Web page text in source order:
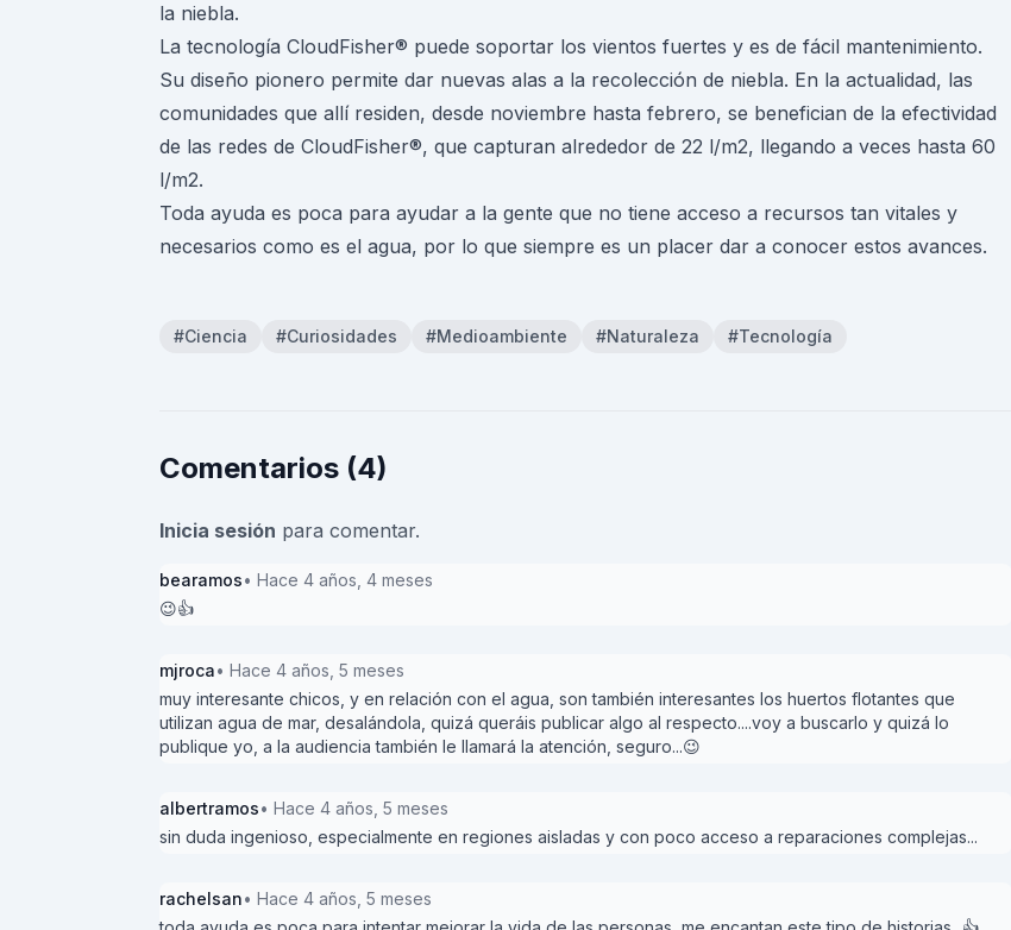
la niebla.
La tecnología CloudFisher® puede soportar los vientos fuertes y es de fácil mantenimiento.
Su diseño pionero permite dar nuevas alas a la recolección de niebla. En la actualidad, las
comunidades que allí residen, desde noviembre hasta febrero, se benefician de la efectividad
de las redes de CloudFisher®, que capturan alrededor de 22 l/m2, llegando a veces hasta 60
l/m2.
Toda ayuda es poca para ayudar a la gente que no tiene acceso a recursos tan vitales y
necesarios como es el agua, por lo que siempre es un placer dar a conocer estos avances.
#Ciencia #Curiosidades #Medioambiente #Naturaleza #Tecnología
Comentarios (4)
Inicia sesión para comentar.
bearamos• Hace 4 años, 4 meses
😉👍
mjroca• Hace 4 años, 5 meses
muy interesante chicos, y en relación con el agua, son también interesantes los huertos flotantes que
utilizan agua de mar, desalándola, quizá queráis publicar algo al respecto....voy a buscarlo y quizá lo
publique yo, a la audiencia también le llamará la atención, seguro...😉
albertramos• Hace 4 años, 5 meses
sin duda ingenioso, especialmente en regiones aisladas y con poco acceso a reparaciones complejas...
rachelsan• Hace 4 años, 5 meses